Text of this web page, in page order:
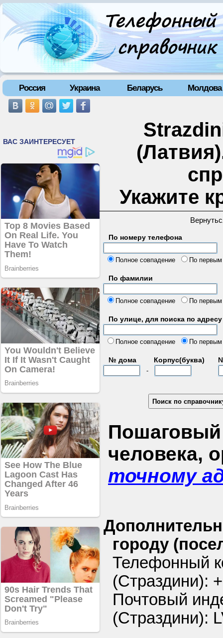
Россия Украина Беларусь Молдова
Укажите
По номеру телефона
Полное совпадение
По
По фамилии
Полное совпадение По
По улице, для поиска по адресу
Полное совпадение
По
№ дома Корпус(буква)
-
Пошаговый
человека,
точному
городу
Телефонный
(Страздини):
Почтовый
(Страздини):